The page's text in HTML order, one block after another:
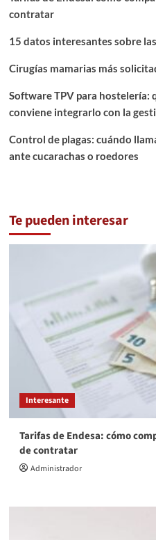
contratar
15 datos interesantes sobre
Cirugías mamarias más
Software TPV para hostelería:
conviene integrarlo con la
Control de plagas: cuándo
ante cucarachas o roedores
Te pueden interesar
Interesante
Tarifas de Endesa: cómo
de contratar
Administrador